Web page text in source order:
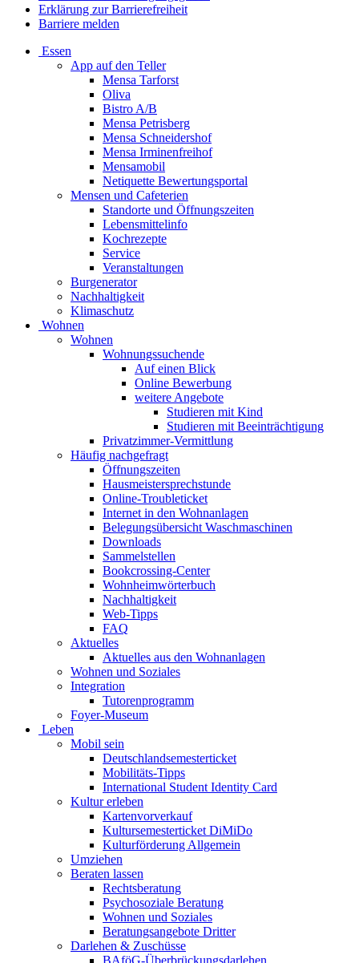
Erklärung zur Barrierefreiheit
Barriere melden
Essen
App auf den Teller
Mensa Tarforst
Oliva
Bistro A/B
Mensa Petrisberg
Mensa Schneidershof
Mensa Irminenfreihof
Mensamobil
Netiquette Bewertungsportal
Mensen und Cafeterien
Standorte und Öffnungszeiten
Lebensmittelinfo
Kochrezepte
Service
Veranstaltungen
Burgenerator
Nachhaltigkeit
Klimaschutz
Wohnen
Wohnen
Wohnungssuchende
Auf einen Blick
Online Bewerbung
weitere Angebote
Studieren mit Kind
Studieren mit Beeinträchtigung
Privatzimmer-Vermittlung
Häufig nachgefragt
Öffnungszeiten
Hausmeistersprechstunde
Online-Troubleticket
Internet in den Wohnanlagen
Belegungsübersicht Waschmaschinen
Downloads
Sammelstellen
Bookcrossing-Center
Wohnheimwörterbuch
Nachhaltigkeit
Web-Tipps
FAQ
Aktuelles
Aktuelles aus den Wohnanlagen
Wohnen und Soziales
Integration
Tutorenprogramm
Foyer-Museum
Leben
Mobil sein
Deutschlandsemesterticket
Mobilitäts-Tipps
International Student Identity Card
Kultur erleben
Kartenvorverkauf
Kultursemesterticket DiMiDo
Kulturförderung Allgemein
Umziehen
Beraten lassen
Rechtsberatung
Psychosoziale Beratung
Wohnen und Soziales
Beratungsangebote Dritter
Darlehen & Zuschüsse